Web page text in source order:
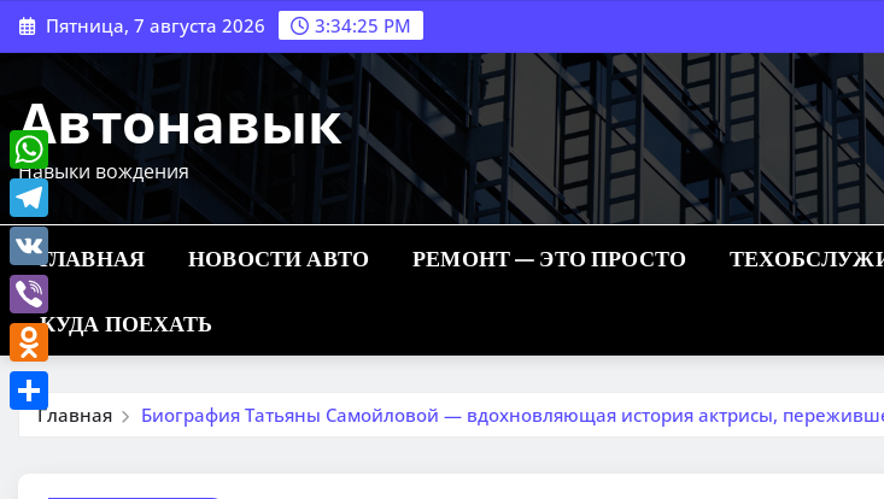
Перейти
к
Пятница, 7 августа 2026 3:34:26 PM
Автонавык
Навыки вождения
ГЛАВНАЯ НОВОСТИ АВТО РЕМОНТ — ЭТО ПРОСТО
КУДА ПОЕХАТЬ
Главная Биография Татьяны Самойловой — вдохновляющая история актрисы,
WhatsApp
Telegram
VK
Viber
Odnoklassniki
Отправить